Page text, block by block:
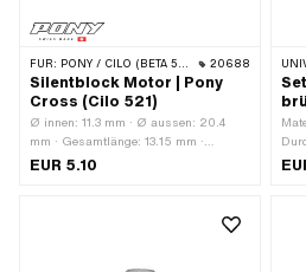
FÜR: PONY / CILO (BETA 521 & 512) 20688
Silentblock Motor | Pony
Cross (Cilo 521)
Ø innen: 11.3 mm · Ø aussen: 20.4
mm · Gesamtlänge: 13.15 mm ·
Hersteller: Pony · Farbe: schwarz ·
EUR 5.10